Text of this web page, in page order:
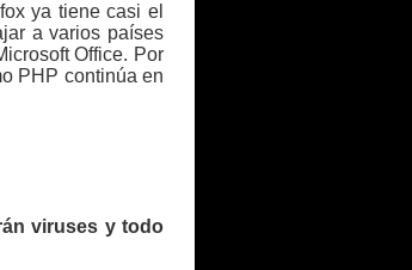
ya tiene casi el
a varios países
Office. Por
PHP continúa en
viruses y todo